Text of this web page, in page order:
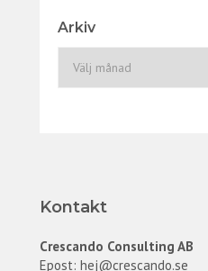
Arkiv
Kontakt
Crescando Consulting AB
Epost: hej@crescando.se